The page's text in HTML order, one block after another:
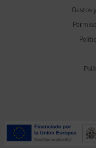
Gastos